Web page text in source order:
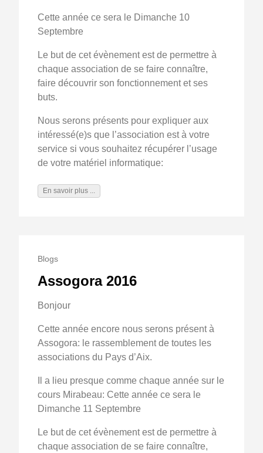
Cette année ce sera le Dimanche 10
Septembre
Le but de cet évènement est de permettre à
chaque association de se faire connaître,
faire découvrir son fonctionnement et ses
buts.
Nous serons présents pour expliquer aux
intéressé(e)s que l’association est à votre
service si vous souhaitez récupérer l’usage
de votre matériel informatique:
En savoir plus ...
Blogs
Assogora 2016
Bonjour
Cette année encore nous serons présent à
Assogora: le rassemblement de toutes les
associations du Pays d’Aix.
Il a lieu presque comme chaque année sur le
cours Mirabeau: Cette année ce sera le
Dimanche 11 Septembre
Le but de cet évènement est de permettre à
chaque association de se faire connaître,